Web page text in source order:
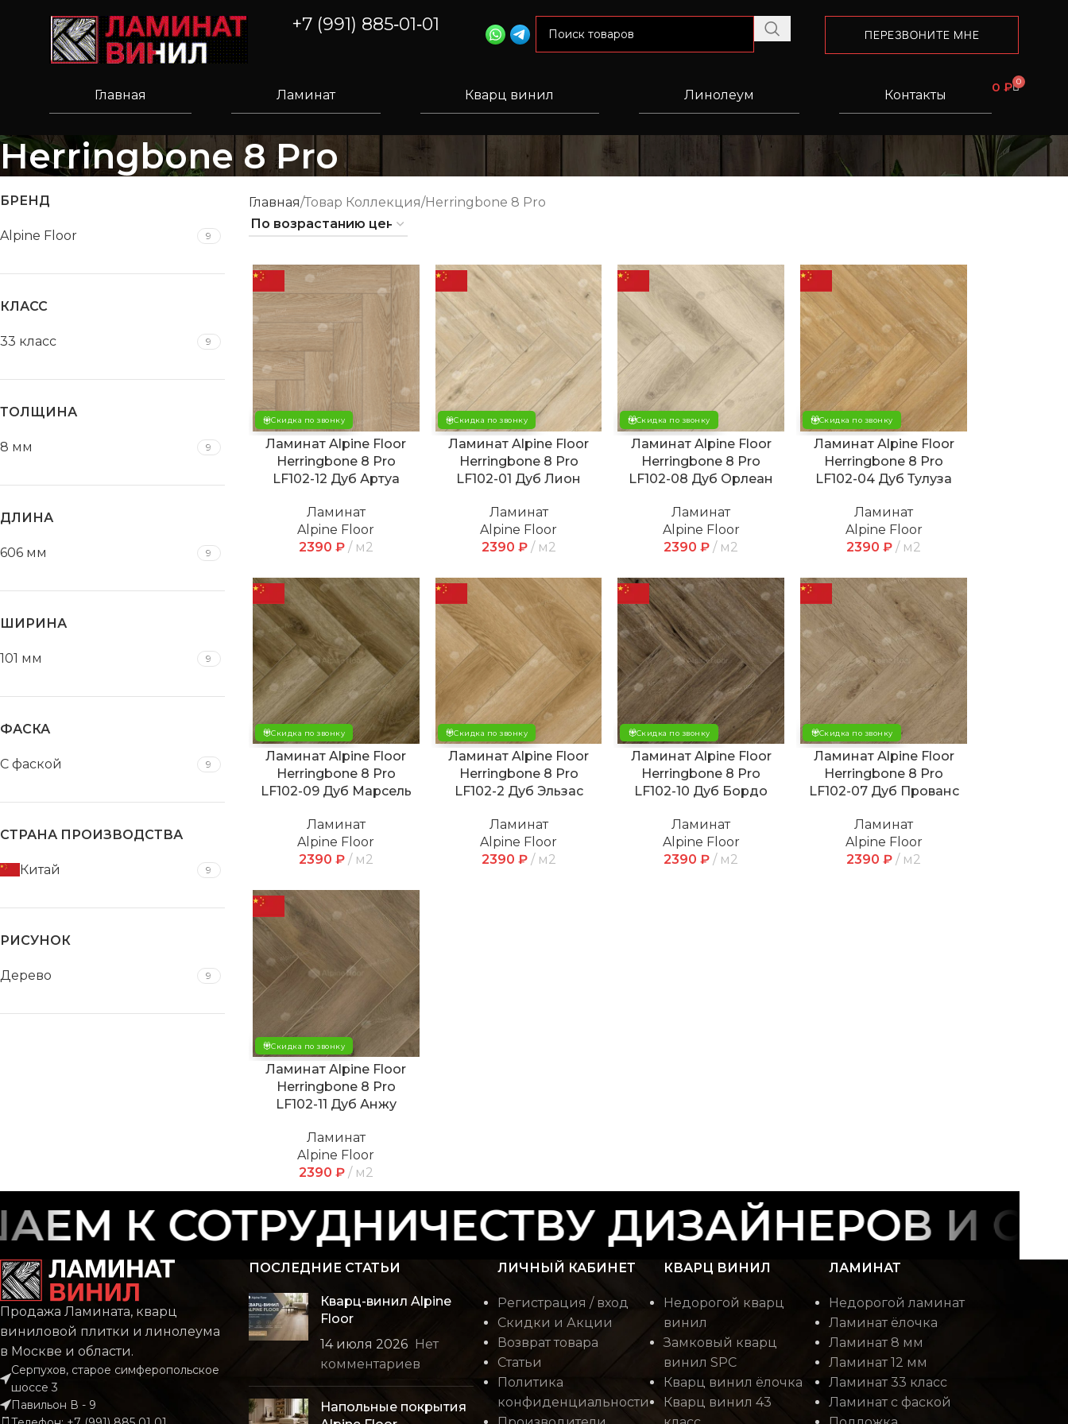
+7 (991) 885‑01‑01 ПЕРЕЗВОНИТЕ МНЕ
Главная Ламинат Кварц винил Линолеум Контакты
0 ₽ 0
Herringbone 8 Pro
БРЕНД
Alpine Floor 9
КЛАСС
33 класс 9
ТОЛЩИНА
8 мм 9
ДЛИНА
606 мм 9
ШИРИНА
101 мм 9
ФАСКА
С фаской 9
СТРАНА ПРОИЗВОДСТВА
Китай 9
РИСУНОК
Дерево 9
Главная Товар Коллекция Herringbone 8 Pro
Скидка по звонку
Ламинат Alpine Floor
Herringbone 8 Pro
LF102-12 Дуб Артуа
Ламинат
Alpine Floor
2390 ₽ м2
Скидка по звонку
Ламинат Alpine Floor
Herringbone 8 Pro
LF102-01 Дуб Лион
Ламинат
Alpine Floor
2390 ₽ м2
Скидка по звонку
Ламинат Alpine Floor
Herringbone 8 Pro
LF102-08 Дуб Орлеан
Ламинат
Alpine Floor
2390₽ м2
Скидка по звонку
Ламинат Alpine Floor
Herringbone 8 Pro
LF102-04 Дуб Тулуза
Ламинат
Alpine Floor
2390₽ м2
Скидка по звонку
Ламинат Alpine Floor
Herringbone 8 Pro
LF102-09 Дуб Марсель
Ламинат
Alpine Floor
2390 ₽ м2
Скидка по звонку
Ламинат Alpine Floor
Herringbone 8 Pro
LF102-2 Дуб Эльзас
Ламинат
Alpine Floor
2390 ₽ м2
Скидка по звонку
Ламинат Alpine Floor
Herringbone 8 Pro
LF102-10 Дуб Бордо
Ламинат
Alpine Floor
2390₽ м2
Скидка по звонку
Ламинат Alpine Floor
Herringbone 8 Pro
LF102-07 Дуб Прованс
Ламинат
Alpine Floor
2390₽ м2
Скидка по звонку
Ламинат Alpine Floor
Herringbone 8 Pro
LF102-11 Дуб Анжу
Ламинат
Alpine Floor
2390 ₽ м2
К СОТРУДНИЧЕСТВУ ДИЗАЙНЕРОВ И
Продажа Ламината, кварц
виниловой плитки и линолеума
в Москве и области.
Серпухов, старое симферопольское
шоссе 3
Павильон В - 9
ПОСЛЕДНИЕ СТАТЬИ
Кварц-винил Alpine
Floor
14 июля 2026
Нет
комментариев
Напольные покрытия
ЛИЧНЫЙ КАБИНЕТ
Регистрация / вход
Скидки и Акции
Возврат товара
Статьи
Политика
конфиденциальности
КВАРЦ ВИНИЛ
Недорогой кварц
винил
Замковый кварц
винил SPC
Кварц винил ёлочка
Кварц винил 43
ЛАМИНАТ
Недорогой ламинат
Ламинат ёлочка
Ламинат 8 мм
Ламинат 12 мм
Ламинат 33 класс
Ламинат с фаской